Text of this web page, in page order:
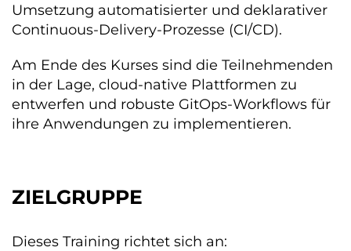
Umsetzung automatisierter und deklarativer
Continuous-Delivery-Prozesse (CI/CD).
Am Ende des Kurses sind die Teilnehmenden
in der Lage, cloud-native Plattformen zu
entwerfen und robuste GitOps-Workflows für
ihre Anwendungen zu implementieren.
ZIELGRUPPE
Dieses Training richtet sich an: